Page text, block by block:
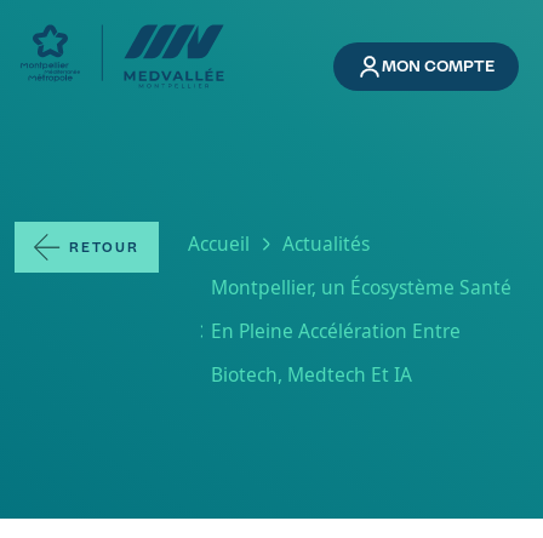
MON COMPTE
RETOUR Fil d'Ariane
Accueil
Actualités
Montpellier, un Écosystème Santé
En Pleine Accélération Entre
Biotech, Medtech Et IA